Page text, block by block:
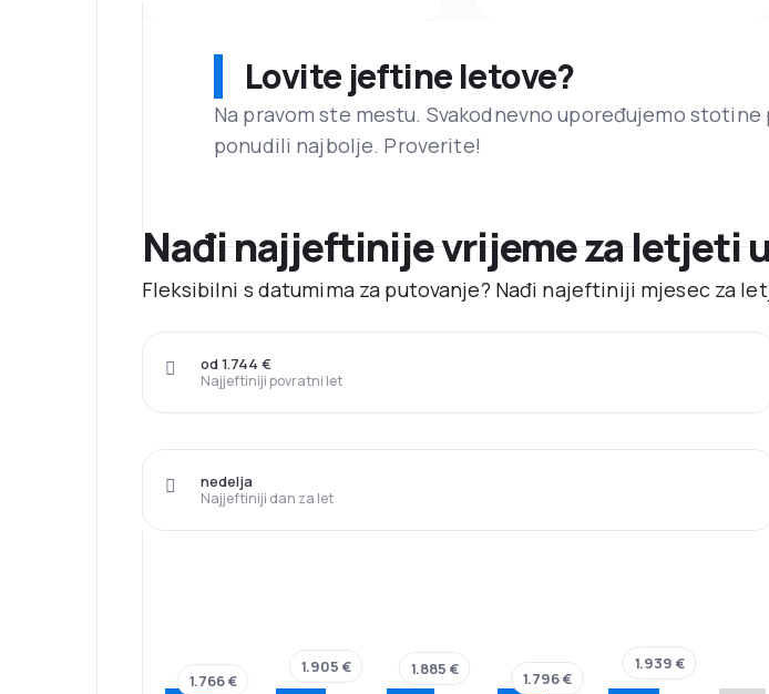
Lovite jeftine letove?
Na pravom ste mestu. Svakodnevno upoređujemo stotine
ponudili najbolje. Proverite!
Nađi najjeftinije vrijeme za letjeti
Fleksibilni s datumima za putovanje? Nađi najeftiniji mjesec za
Najjeftiniji povratni let
od 1.744 €
Najjeftiniji dan za let
nedelja
1.766 €
1.905 € 1.885 € 1.796 €
1.939 €